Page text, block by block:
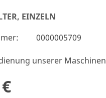
EINZELN
0000005709
unserer Maschinen